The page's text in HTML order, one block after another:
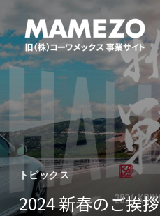
トピックス
2024 新春のご挨拶